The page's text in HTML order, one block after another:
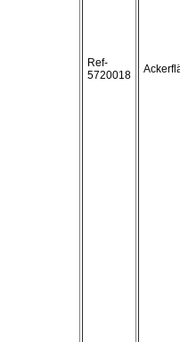
Ref-
5720018